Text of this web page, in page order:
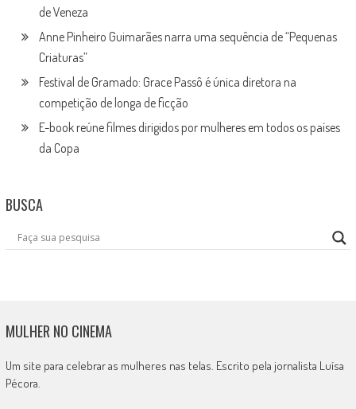
de Veneza
Anne Pinheiro Guimarães narra uma sequência de “Pequenas
Criaturas”
Festival de Gramado: Grace Passô é única diretora na
competição de longa de ficção
E-book reúne filmes dirigidos por mulheres em todos os países
da Copa
BUSCA
MULHER NO CINEMA
Um site para celebrar as mulheres nas telas. Escrito pela jornalista Luísa
Pécora.